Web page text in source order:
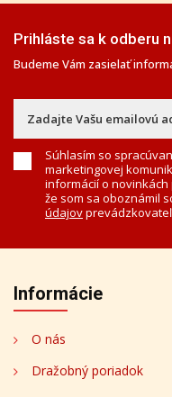
Prihláste sa k odberu
Budeme Vám zasielať
Súhlasím so
marketingovej
informácií o
že som sa oboznámil
údajov
Informácie
O nás
Dražobný poriadok